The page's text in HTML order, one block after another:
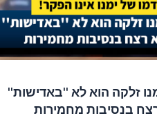
זלקה הוא לא ''באדישות''
בנסיבות מחמירות